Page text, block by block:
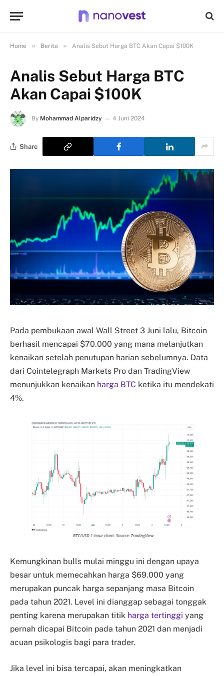
Home » Berita » Analis Sebut Harga BTC Akan Capai $100K
Analis Sebut Harga BTC
Akan Capai $100K
By Mohammad Alparidzy 4 Juni 2024
Share
Pada pembukaan awal Wall Street 3 Juni lalu, Bitcoin
berhasil mencapai $70.000 yang mana melanjutkan
kenaikan setelah penutupan harian sebelumnya. Data
dari Cointelegraph Markets Pro dan TradingView
menunjukkan kenaikan harga BTC ketika itu mendekati
4%.
Kemungkinan bulls mulai minggu ini dengan upaya
besar untuk memecahkan harga $69.000 yang
merupakan puncak harga sepanjang masa Bitcoin
pada tahun 2021. Level ini dianggap sebagai tonggak
penting karena merupakan titik harga tertinggi yang
pernah dicapai Bitcoin pada tahun 2021 dan menjadi
acuan psikologis bagi para trader.
Jika level ini bisa tercapai, akan meningkatkan